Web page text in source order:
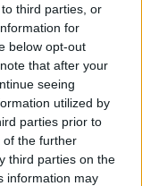
third parties, or
for
below opt-out
that after your
seeing
utilized by
parties prior to
of the further
third parties on the
information may